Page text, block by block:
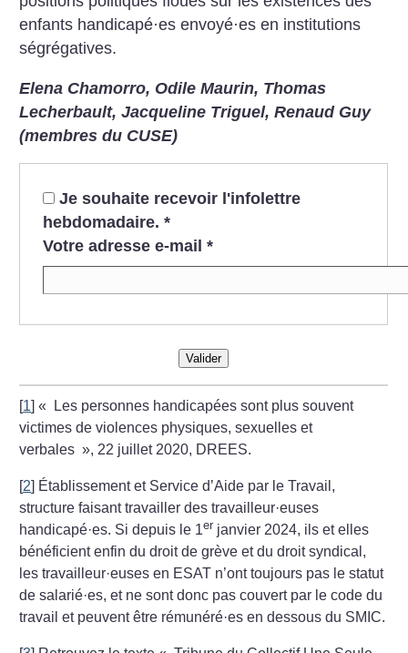
enfants handicapé·es envoyé·es en institutions
ségrégatives.
Elena Chamorro, Odile Maurin, Thomas
Lecherbault, Jacqueline Triguel, Renaud Guy
(membres du CUSE)
Je souhaite recevoir l'infolettre
hebdomadaire. *
Votre adresse e-mail *
Valider
[1]«
Les personnes handicapées sont plus souvent
victimes de violences physiques, sexuelles et
verbales », 22 juillet 2020, DREES.
[2] Établissement et Service d’Aide par le Travail,
structure faisant travailler des travailleur·euses
handicapé·es. Si depuis le 1er janvier 2024, ils et elles
bénéficient enfin du droit de grève et du droit syndical,
les travailleur·euses en ESAT n’ont toujours pas le statut
de salarié·es, et ne sont donc pas couvert par le code du
travail et peuvent être rémunéré·es en dessous du SMIC.